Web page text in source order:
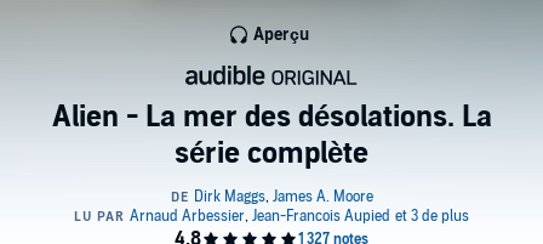
Alien - La mer des désolations. La
série complète
Aperçu